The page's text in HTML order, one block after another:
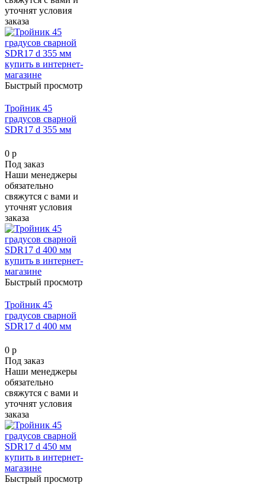
уточнят условия
заказа
Быстрый просмотр
Тройник 45
градусов сварной
SDR17 d 355 мм
0 р
Под заказ
Наши менеджеры
обязательно
свяжутся с вами и
уточнят условия
заказа
Быстрый просмотр
Тройник 45
градусов сварной
SDR17 d 400 мм
0 р
Под заказ
Наши менеджеры
обязательно
свяжутся с вами и
уточнят условия
заказа
Быстрый просмотр